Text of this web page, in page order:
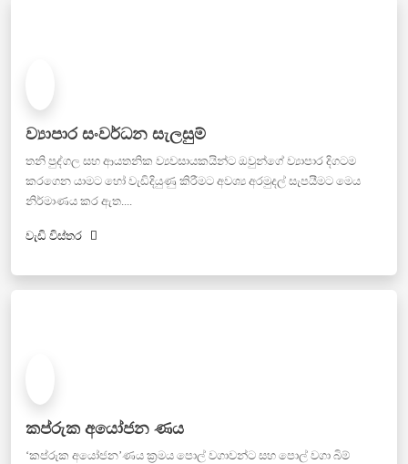
ව්‍යාපාර සංවර්ධන සැලසුම්
තනි පුද්ගල සහ ආයතනික ව්‍යවසායකයින්ට ඔවුන්ගේ ව්‍යාපාර දිගටම
කරගෙන යාමට හෝ වැඩිදියුණු කිරීමට අවශ්‍ය අරමුදල් සැපයීමට මෙය
නිර්මාණය කර ඇත....
වැඩි විස්තර
කප්රුක අයෝජන ණය
‘කප්රුක අයෝජන’ණය ක්‍රමය පොල් වගාවන්ට සහ පොල් වගා බිම්